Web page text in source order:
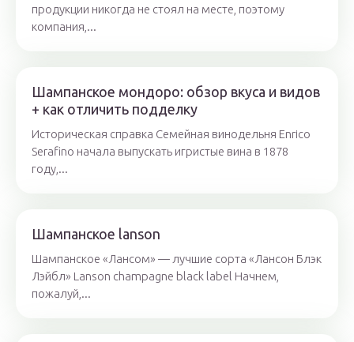
продукции никогда не стоял на месте, поэтому
компания,...
Шампанское мондоро: обзор вкуса и видов
+ как отличить подделку
Историческая справка Семейная винодельня Enrico
Serafino начала выпускать игристые вина в 1878
году,...
Шампанское lanson
Шампанское «Лансом» — лучшие сорта «Лансон Блэк
Лэйбл» Lanson champagne black label Начнем,
пожалуй,...